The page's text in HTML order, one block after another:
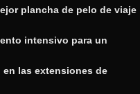
plancha de pelo de viaje
intensivo para un
en las extensiones de